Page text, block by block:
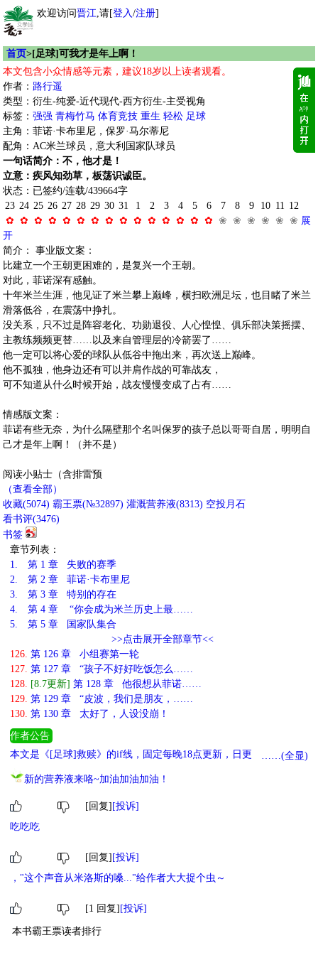
欢迎访问晋江,请[登入/注册]
首页>[足球]可我才是年上啊！
本文包含小众情感等元素，建议18岁以上读者观看。
作者： 路行遥
类型：衍生-纯爱-近代现代-西方衍生-主受视角
标签： 强强 青梅竹马 体育竞技 重生 轻松 足球
主角：菲诺·卡布里尼，保罗·马尔蒂尼
配角：AC米兰球员，意大利国家队球员
一句话简介：不，他才是！
立意：疾风知劲草，板荡识诚臣。
状态：已签约/连载/439664字
23
✿
24
✿
25
✿
26
✿
27
✿
28
✿
29
✿
30
✿
31
✿
1
✿
2
✿
3
✿
4
✿
5
✿
6
✿
7
❀
8
❀
9
❀
10
❀
11
❀
12
❀ 展
开
简介： 事业版文案：
比建立一个王朝更困难的，是复兴一个王朝。
对此，菲诺深有感触。
十年米兰生涯，他见证了米兰攀上巅峰，横扫欧洲足坛，也目睹了米兰
滑落低谷，在震荡中挣扎。
没关系，只不过是阵容老化、功勋退役、人心惶惶、俱乐部决策摇摆、
主教练频频更替……以及来自管理层的冷箭罢了……
他一定可以将心爱的球队从低谷中拖出来，再次送上巅峰。
他不孤独，他身边还有可以并肩作战的可靠战友，
可不知道从什么时候开始，战友慢慢变成了占有……
情感版文案：
菲诺有些无奈，为什么隔壁那个名叫保罗的孩子总以哥哥自居，明明自
己才是年上啊！（并不是）
阅读小贴士（含排雷预
（查看全部）
收藏(5074) 霸王票(№32897) 灌溉营养液(8313) 空投月石
看书评(3476)
书签
章节列表：
1.
第 1 章 失败的赛季
2.
第 2 章 菲诺·卡布里尼
3.
第 3 章 特别的存在
4.
第 4 章 “你会成为米兰历史上最……
5.
第 5 章 国家队集合
>>点击展开全部章节<<
126. 第 126 章 小组赛第一轮
127. 第 127 章 “孩子不好好吃饭怎么……
128. [8.7更新] 第 128 章 他很想从菲诺……
129. 第 129 章 “皮波，我们是朋友，……
130. 第 130 章 太好了，人设没崩！
作者公告
本文是《[足球]救赎》的if线，固定每晚18点更新，日更，有事会请
假~ 防盗70%，72小时。
……(全显)
新的营养液来咯~加油加油加油！
[回复] [投诉]
吃吃吃
[回复] [投诉]
，"这个声音从米洛斯的嗓..."给作者大大捉个虫～
[1 回复] [投诉]
本书霸王票读者排行